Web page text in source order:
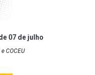
07 de julho
COCEU